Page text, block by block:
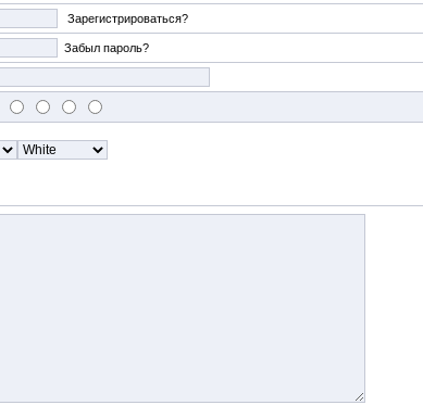
Зарегистрироваться?
Забыл пароль?